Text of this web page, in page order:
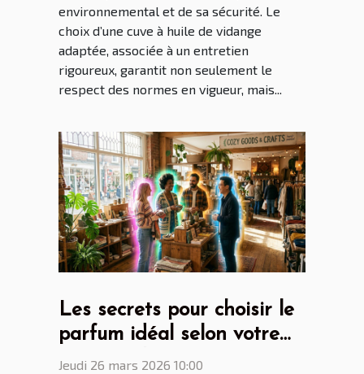
environnemental et de sa sécurité. Le
choix d’une cuve à huile de vidange
adaptée, associée à un entretien
rigoureux, garantit non seulement le
respect des normes en vigueur, mais...
Les secrets pour choisir le
parfum idéal selon votre
personnalité
Jeudi 26 mars 2026 10:00